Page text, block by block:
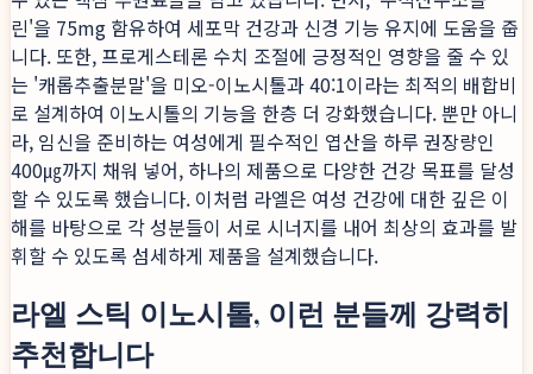
린'을 75mg 함유하여 세포막 건강과 신경 기능 유지에 도움을 줍
니다. 또한, 프로게스테론 수치 조절에 긍정적인 영향을 줄 수 있
는 '캐롭추출분말'을 미오-이노시톨과 40:1이라는 최적의 배합비
로 설계하여 이노시톨의 기능을 한층 더 강화했습니다. 뿐만 아니
라, 임신을 준비하는 여성에게 필수적인 엽산을 하루 권장량인
400㎍까지 채워 넣어, 하나의 제품으로 다양한 건강 목표를 달성
할 수 있도록 했습니다. 이처럼 라엘은 여성 건강에 대한 깊은 이
해를 바탕으로 각 성분들이 서로 시너지를 내어 최상의 효과를 발
휘할 수 있도록 섬세하게 제품을 설계했습니다.
라엘 스틱 이노시톨, 이런 분들께 강력히
추천합니다